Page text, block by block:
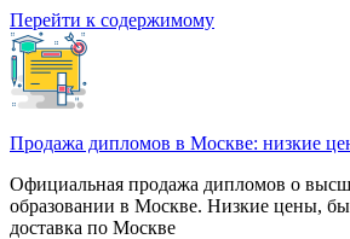
Перейти к содержимому
Продажа дипломов в Москве: низкие
Официальная продажа дипломов о
образовании в Москве. Низкие цены,
доставка по Москве